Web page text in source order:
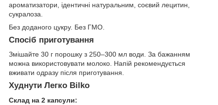
ароматизатори, ідентичні натуральним, соєвий лецитин,
сукралоза.
Без доданого цукру. Без ГМО.
Спосіб приготування
Змішайте 30 г порошку з 250–300 мл води. За бажанням
можна використовувати молоко. Напій рекомендується
вживати одразу після приготування.
Худнути Легко Bilko
Склад на 2 капсули: